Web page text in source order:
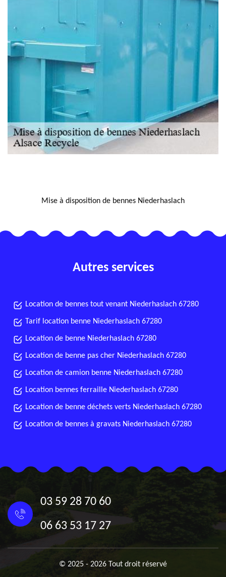
Mise à disposition de bennes Niederhaslach
Autres services
Location de bennes tout venant Niederhaslach 67280
Tarif location benne Niederhaslach 67280
Location de benne Niederhaslach 67280
Location de benne pas cher Niederhaslach 67280
Location de camion benne Niederhaslach 67280
Location bennes ferraille Niederhaslach 67280
Location de benne déchets verts Niederhaslach 67280
Location de bennes à gravats Niederhaslach 67280
03 59 28 70 60
06 63 53 17 27
© 2025 - 2026 Tout droit réservé